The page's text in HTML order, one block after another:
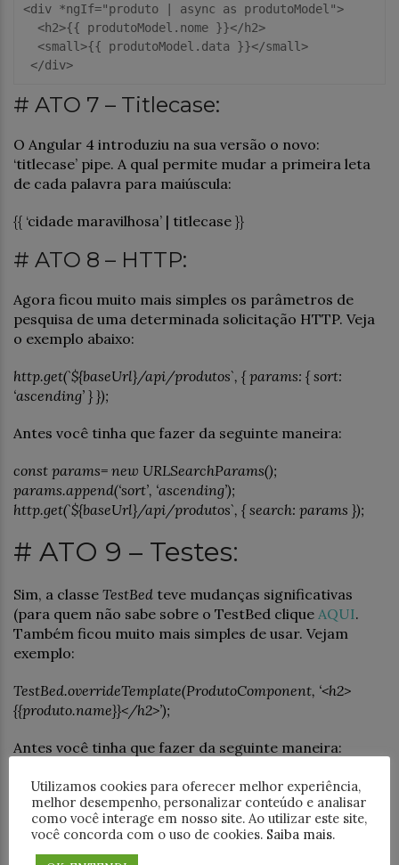
<div *ngIf="produto | async as produtoModel">
  <h2>{{ produtoModel.nome }}</h2>
  <small>{{ produtoModel.data }}</small>
</div>
# ATO 7 – Titlecase:
O Angular 4 introduziu na sua versão o novo:
‘titlecase’ pipe. A qual permite mudar a primeira leta
de cada palavra para maiúscula:
{{ ‘cidade maravilhosa’ | titlecase }}
# ATO 8 – HTTP:
Agora ficou muito mais simples os parâmetros de
pesquisa de uma determinada solicitação HTTP. Veja
o exemplo abaixo:
http.get(`${baseUrl}/api/produtos`, { params: { sort:
‘ascending’ } });
Antes você tinha que fazer da seguinte maneira:
const params= new URLSearchParams();
params.append(‘sort’, ‘ascending’);
http.get(`${baseUrl}/api/produtos`, { search: params });
# ATO 9 – Testes:
Sim, a classe TestBed teve mudanças significativas
(para quem não sabe sobre o TestBed clique AQUI.
Também ficou muito mais simples de usar. Vejam
exemplo:
TestBed.overrideTemplate(ProdutoComponent, ‘<h2>
{{produto.name}}</h2>’);
Antes você tinha que fazer da seguinte maneira:
TestBed.overrideComponent(ProdutoComponent, {
set: { template: ‘<h2>{{produto.name}}</h2>’ }
Utilizamos cookies para oferecer melhor experiência,
melhor desempenho, personalizar conteúdo e analisar
como você interage em nosso site. Ao utilizar este site,
você concorda com o uso de cookies. Saiba mais.